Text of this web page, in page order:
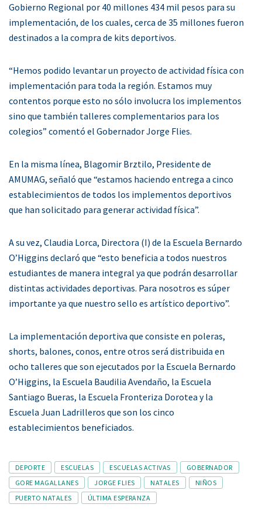
Gobierno Regional por 40 millones 434 mil pesos para su
implementación, de los cuales, cerca de 35 millones fueron
destinados a la compra de kits deportivos.
“Hemos podido levantar un proyecto de actividad física con
implementación para toda la región. Estamos muy
contentos porque esto no sólo involucra los implementos
sino que también talleres complementarios para los
colegios” comentó el Gobernador Jorge Flies.
En la misma línea, Blagomir Brztilo, Presidente de
AMUMAG, señaló que “estamos haciendo entrega a cinco
establecimientos de todos los implementos deportivos
que han solicitado para generar actividad física”.
A su vez, Claudia Lorca, Directora (I) de la Escuela Bernardo
O’Higgins declaró que “esto beneficia a todos nuestros
estudiantes de manera integral ya que podrán desarrollar
distintas actividades deportivas. Para nosotros es súper
importante ya que nuestro sello es artístico deportivo”.
La implementación deportiva que consiste en poleras,
shorts, balones, conos, entre otros será distribuida en
ocho talleres que son ejecutados por la Escuela Bernardo
O’Higgins, la Escuela Baudilia Avendaño, la Escuela
Santiago Bueras, la Escuela Fronteriza Dorotea y la
Escuela Juan Ladrilleros que son los cinco
establecimientos beneficiados.
Tags
DEPORTE ESCUELAS ESCUELAS ACTIVAS
GOBERNADOR
GORE MAGALLANES
JORGE FLIES NATALES
NIÑOS
PUERTO NATALES
ÚLTIMA ESPERANZA